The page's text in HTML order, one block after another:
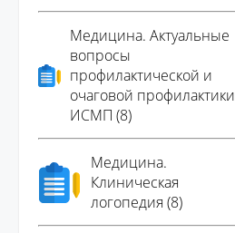
Медицина. Актуальные
вопросы
профилактической и
очаговой профилактики
ИСМП (8)
Медицина.
Клиническая
логопедия (8)